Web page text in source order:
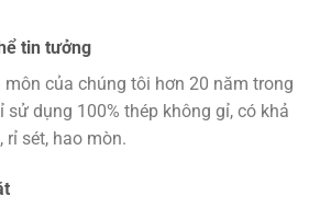
tin tưởng
của chúng tôi hơn 20 năm trong
sử dụng 100% thép không gỉ, có khả
rỉ sét, hao mòn.